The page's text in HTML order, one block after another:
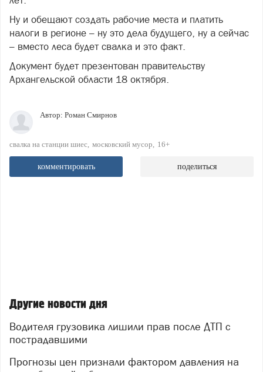
Ну и обещают создать рабочие места и платить
налоги в регионе – ну это дела будущего, ну а сейчас
– вместо леса будет свалка и это факт.
Документ будет презентован правительству
Архангельской области 18 октября.
Автор: Роман Смирнов
свалка на станции шиес московский мусор 16+
комментировать поделиться
Другие новости дня
Водителя грузовика лишили прав после ДТП с
пострадавшими
Прогнозы цен признали фактором давления на